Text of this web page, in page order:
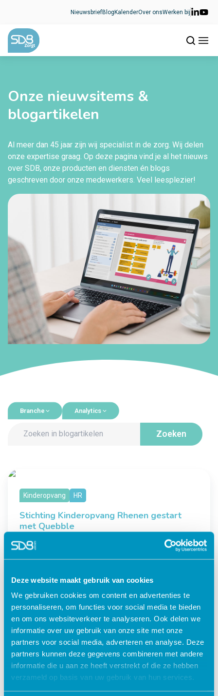
Deze website maakt gebruik van cookies
We gebruiken cookies om content en advertenties te
personaliseren, om functies voor social media te bieden
en om ons websiteverkeer te analyseren. Ook delen we
informatie over uw gebruik van onze site met onze
partners voor social media, adverteren en analyse. Deze
partners kunnen deze gegevens combineren met andere
informatie die u aan ze heeft verstrekt of die ze hebben
verzameld op basis van uw gebruik van hun services.
NieuwsbriefBlog KalenderOver onsWerken bij
Onze nieuwsitems &
blogartikelen
Al meer dan 45 jaar zijn wij specialist in de zorg. Wij delen
onze expertise graag. Op deze pagina vind je al het nieuws
over SDB, onze producten en diensten én blogs
geschreven door onze medewerkers. Veel leesplezier!
Branche Analytics
Kinderopvang HR
Stichting Kinderopvang Rhenen gestart
met Quebble
« Vorige 1 … 3 4
Jouw data veilig in de cloud